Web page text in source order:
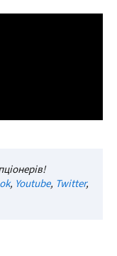
, Youtube, Twitter,